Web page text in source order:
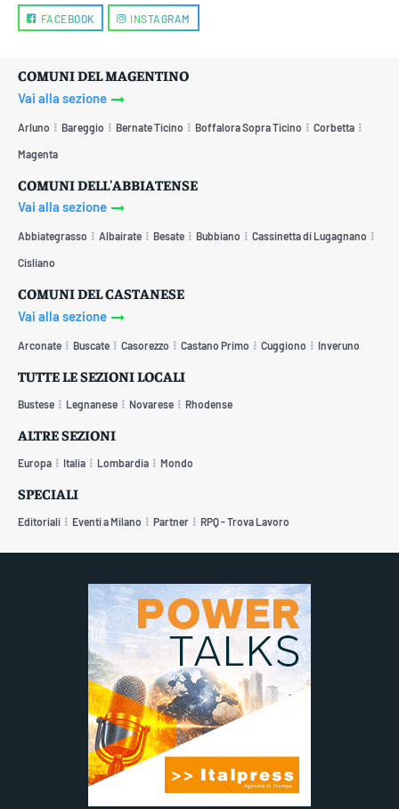
FACEBOOK INSTAGRAM
COMUNI DEL MAGENTINO
Vai alla sezione
Arluno Bareggio Bernate Ticino Boffalora Sopra Ticino Corbetta
Magenta
COMUNI DELL'ABBIATENSE
Vai alla sezione
Abbiategrasso Albairate Besate Bubbiano Cassinetta di Lugagnano
Cisliano
COMUNI DEL CASTANESE
Vai alla sezione
Arconate Buscate Casorezzo Castano Primo Cuggiono Inveruno
TUTTE LE SEZIONI LOCALI
Bustese Legnanese Novarese Rhodense
ALTRE SEZIONI
Europa Italia Lombardia Mondo
SPECIALI
Editoriali Eventi a Milano Partner RPQ - Trova Lavoro